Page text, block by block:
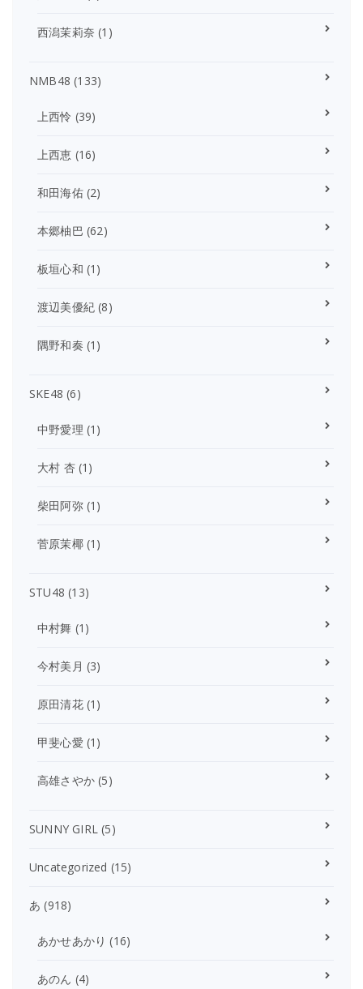
西潟茉莉奈 (1)
NMB48 (133)
上西怜 (39)
上西恵 (16)
和田海佑(2)
本郷柚巴 (62)
板垣心和 (1)
渡辺美優紀 (8)
隅野和奏 (1)
SKE48 (6)
中野愛理 (1)
大村 杏(1)
柴田阿弥(1)
菅原茉椰(1)
STU48 (13)
中村舞 (1)
今村美月 (3)
原田清花(1)
甲斐心愛 (1)
高雄さやか (5)
SUNNY GIRL (5)
Uncategorized (15)
あ (918)
あかせあかり (16)
あのん (4)